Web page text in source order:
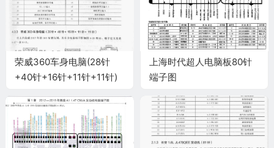
荣威360车身电脑(28针
+40针+16针+11针+11针)
上海时代超人电脑板80针
端子图